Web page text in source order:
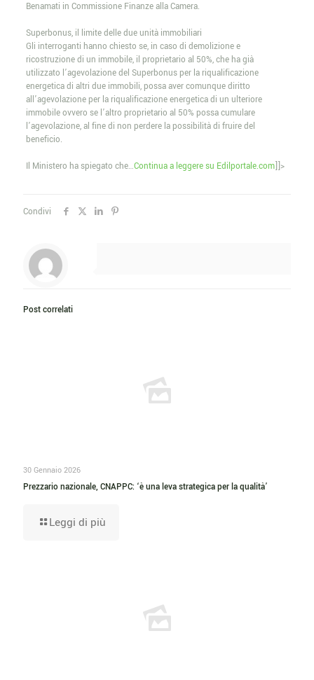
Benamati in Commissione Finanze alla Camera.
Superbonus, il limite delle due unità immobiliari
Gli interroganti hanno chiesto se, in caso di demolizione e
ricostruzione di un immobile, il proprietario al 50%, che ha già
utilizzato l’agevolazione del Superbonus per la riqualificazione
energetica di altri due immobili, possa aver comunque diritto
all’agevolazione per la riqualificazione energetica di un ulteriore
immobile ovvero se l’altro proprietario al 50% possa cumulare
l’agevolazione, al fine di non perdere la possibilità di fruire del
beneficio.
Il Ministero ha spiegato che…Continua a leggere su Edilportale.com]]>
Condivi
Post correlati
30 Gennaio 2026
Prezzario nazionale, CNAPPC: ‘è una leva strategica per la qualità’
Leggi di più